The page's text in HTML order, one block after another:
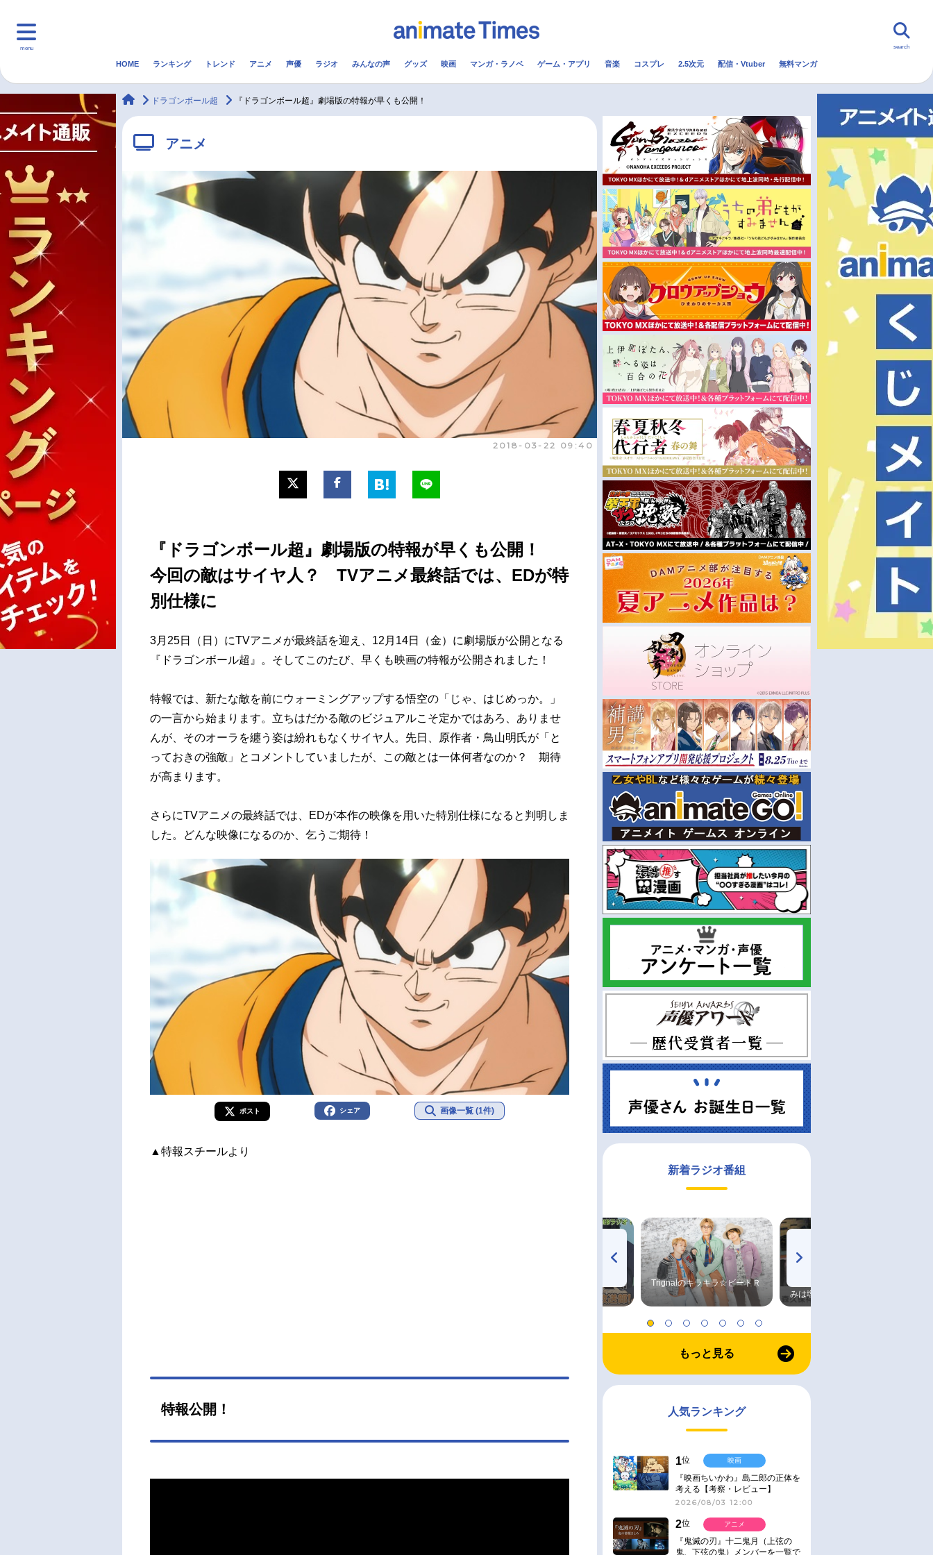
menu
マンガ・ラノベ ゲーム・アプリ 配信・Vtuber トレンド 無料マンガ
最新記事一覧
声優記事一覧
アニメ映画一覧
実写化映画一覧
男性声優/女性声優一覧
今期アニメ曜日別一覧
夏アニメ
秋アニメ
冬アニメ
FOLLOW US
search
HOME ランキング トレンド アニメ 声優 ラジオ みんなの声 グッズ 映画 マンガ・ラノベ ゲーム・アプリ 音楽 コスプレ 2.5次元 配信・Vtuber 無料マンガ
animateTimes
ドラゴンボール超 『ドラゴンボール超』劇場版の特報が早くも公開！
アニメ
2018-03-22 09:40
『ドラゴンボール超』劇場版の特報が早くも公開！
今回の敵はサイヤ人？ TVアニメ最終話では、EDが特
別仕様に
3月25日（日）にTVアニメが最終話を迎え、12月14日（金）に劇場版が公開となる
『ドラゴンボール超』。そしてこのたび、早くも映画の特報が公開されました！
特報では、新たな敵を前にウォーミングアップする悟空の「じゃ、はじめっか。」
の一言から始まります。立ちはだかる敵のビジュアルこそ定かではあろ、ありませ
んが、そのオーラを纏う姿は紛れもなくサイヤ人。先日、原作者・鳥山明氏が「と
っておきの強敵」とコメントしていましたが、この敵とは一体何者なのか？ 期待
が高まります。
さらにTVアニメの最終話では、EDが本作の映像を用いた特別仕様になると判明しま
した。どんな映像になるのか、乞うご期待！
ポスト シェア 画像一覧 (1件)
▲特報スチールより
特報公開！
新着ラジオ番組
Trignalのキラキラ☆ビートＲ
みは塩だけ
もっと見る
人気ランキング
1位
『映画ちいかわ』島二郎の正体を
考える【考察・レビュー】
2026/08/03 12:00
映画
2位
『鬼滅の刃』十二鬼月（上弦の
鬼、下弦の鬼）メンバーを一覧で
アニメ